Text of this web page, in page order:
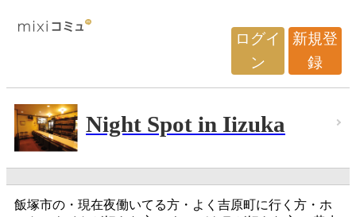
ログイ
ン
新規登
録
Night Spot in Iizuka
飯塚市の・現在夜働いてる方・よく吉原町に行く方・ホ